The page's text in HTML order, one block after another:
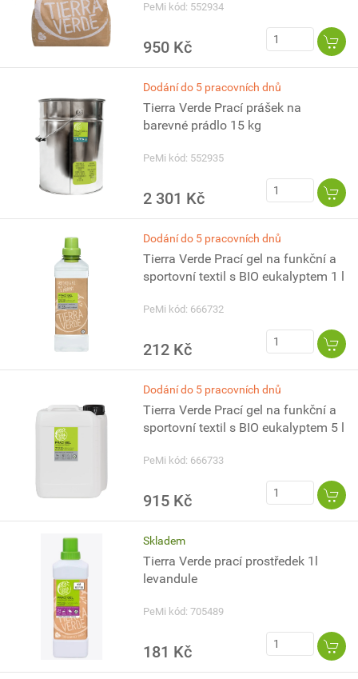
PeMi kód: 552934
950 Kč
Dodání do 5 pracovních dnů
Tierra Verde Prací prášek na
barevné prádlo 15 kg
PeMi kód: 552935
2 301 Kč
Dodání do 5 pracovních dnů
Tierra Verde Prací gel na funkční a
sportovní textil s BIO eukalyptem 1 l
PeMi kód: 666732
212 Kč
Dodání do 5 pracovních dnů
Tierra Verde Prací gel na funkční a
sportovní textil s BIO eukalyptem 5 l
PeMi kód: 666733
915 Kč
Skladem
Tierra Verde prací prostředek 1l
levandule
PeMi kód: 705489
181 Kč